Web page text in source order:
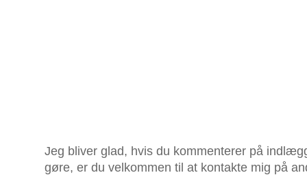
Jeg bliver glad, hvis du kommenterer på
gøre, er du velkommen til at kontakte mig på